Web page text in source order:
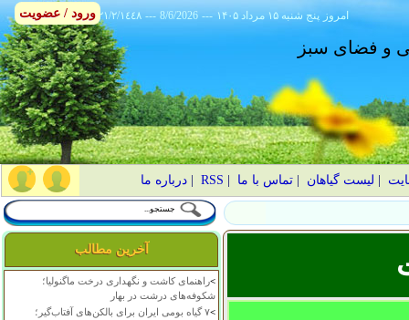
٢١/٢/١٤٤٨ --- 8/6/2026 --- ۱۴۰۵ پنج شنبه ۱۵ مرداد امروز
و فضای سبز
لیست گیاهان |تماس با ما RSS
|درباره ما
آخرین مطالب
>راهنمای کاشت و نگهداری درخت ماگنولیا؛
شکوفه‌های درشت در بهار
>
۷ گیاه بومی ایران برای بالکن‌های آفتاب‌گیر؛
ورود / عضویت